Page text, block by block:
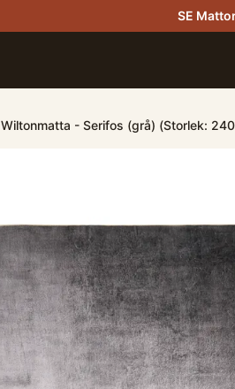
SE
Wiltonmatta - Serifos (grå) (Storlek: